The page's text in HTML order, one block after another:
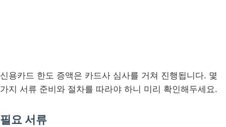
신용카드 한도 증액은 카드사 심사를 거쳐 진행됩니다. 몇
가지 서류 준비와 절차를 따라야 하니 미리 확인해두세요.
필요 서류